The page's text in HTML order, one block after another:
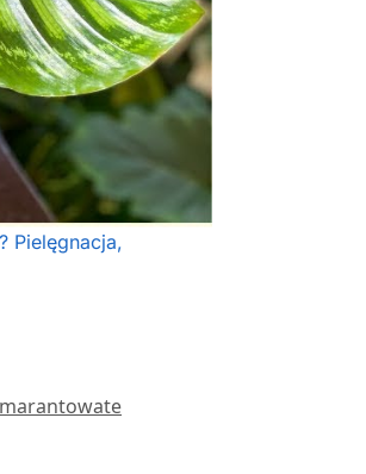
Pielęgnacja,
marantowate